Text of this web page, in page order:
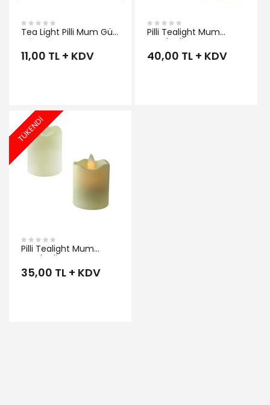
Tea Light Pilli Mum Gün
Işığı
11,00 TL + KDV
Pilli Tealight Mum
Hareketli ORTA
40,00 TL + KDV
TÜKENDİ
Pilli Tealight Mum
Hareketli
35,00 TL + KDV